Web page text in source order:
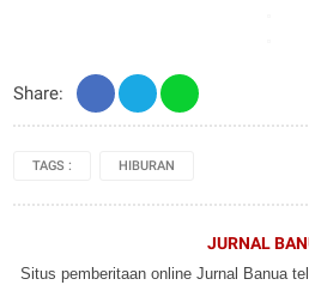
Share:
TAGS : HIBURAN
JURNAL
Situs pemberitaan online Jurnal Banua